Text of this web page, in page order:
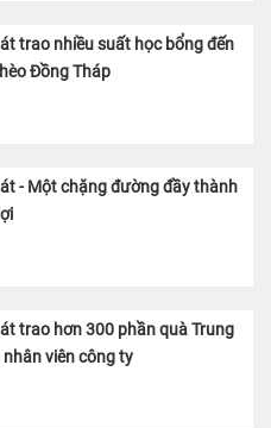
trao nhiều suất học bổng đến
Đồng Tháp
- Một chặng đường đầy thành
trao hơn 300 phần quà Trung
viên công ty